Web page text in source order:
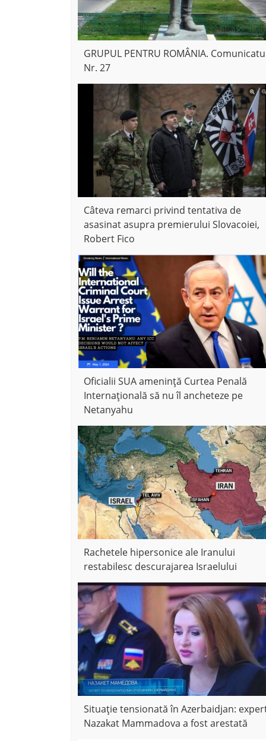
GRUPUL PENTRU ROMÂNIA.
Nr. 27
Câteva remarci privind tentativa de
asasinat asupra premierului Slovacoiei,
Robert Fico
Oficialii SUA amenință Curtea Penală
Internațională să nu îl ancheteze pe
Netanyahu
Rachetele hipersonice ale Iranului
restabilesc descurajarea Israelului
Situație tensionată în Azerbaidjan:
Nazakat Mammadova a fost arestată